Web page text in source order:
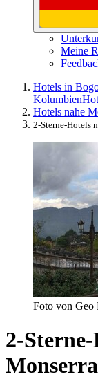
Meine
Hotels in
Kolumbien
Hotels nahe
2-Sterne-Hotels
Foto von Geo
2-